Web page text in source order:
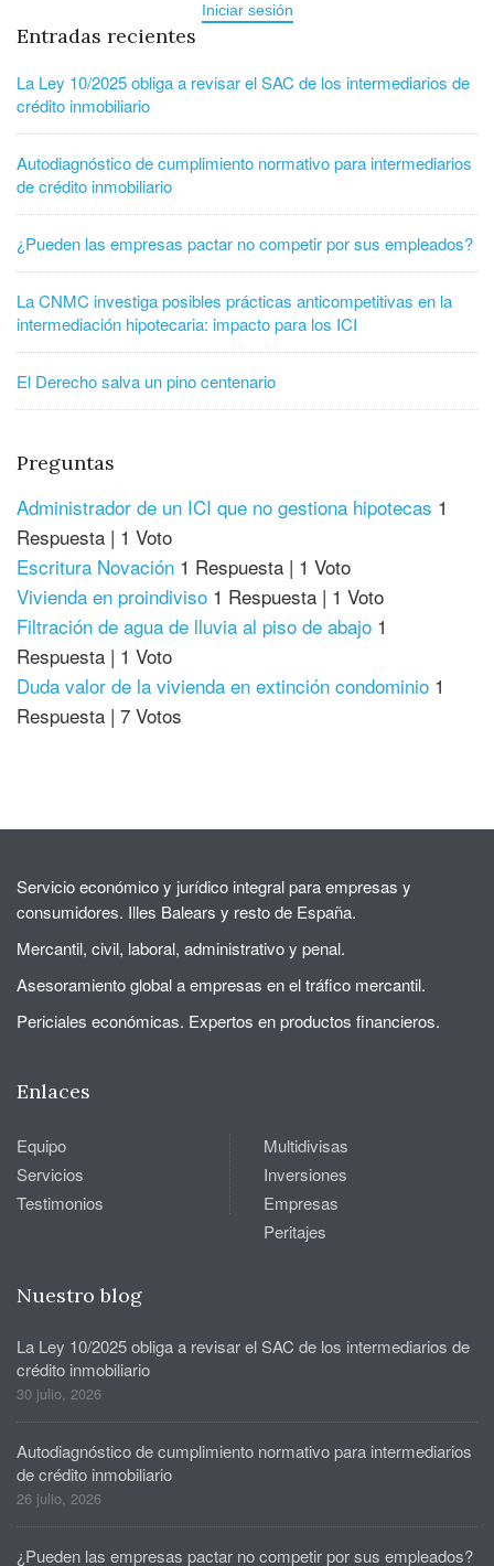
Iniciar sesión
Entradas recientes
La Ley 10/2025 obliga a revisar el SAC de los intermediarios de
crédito inmobiliario
Autodiagnóstico de cumplimiento normativo para intermediarios
de crédito inmobiliario
¿Pueden las empresas pactar no competir por sus empleados?
La CNMC investiga posibles prácticas anticompetitivas en la
intermediación hipotecaria: impacto para los ICI
El Derecho salva un pino centenario
Preguntas
Administrador de un ICI que no gestiona hipotecas 1
Respuesta | 1 Voto
Escritura Novación 1 Respuesta | 1 Voto
Vivienda en proindiviso 1 Respuesta | 1 Voto
Filtración de agua de lluvia al piso de abajo 1
Respuesta | 1 Voto
Duda valor de la vivienda en extinción condominio 1
Respuesta | 7 Votos
Servicio económico y jurídico integral para empresas y
consumidores. Illes Balears y resto de España.
Mercantil, civil, laboral, administrativo y penal.
Asesoramiento global a empresas en el tráfico mercantil.
Periciales económicas. Expertos en productos financieros.
Enlaces
Equipo
Servicios
Testimonios
Multidivisas
Inversiones
Empresas
Peritajes
Nuestro blog
La Ley 10/2025 obliga a revisar el SAC de los intermediarios de
crédito inmobiliario
30 julio, 2026
Autodiagnóstico de cumplimiento normativo para intermediarios
de crédito inmobiliario
26 julio, 2026
¿Pueden las empresas pactar no competir por sus empleados?